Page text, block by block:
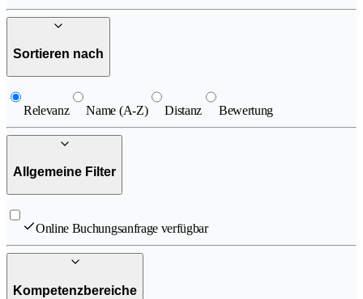
Sortieren nach
Relevanz Name (A-Z) Distanz Bewertung
Allgemeine Filter
Online Buchungsanfrage verfügbar
Kompetenzbereiche